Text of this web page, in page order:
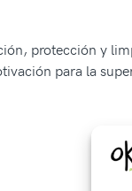
protección y
para la